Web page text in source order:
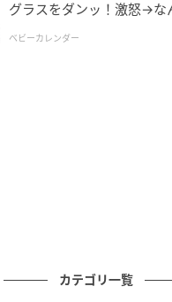
グラスをダンッ！激怒→な
ベビーカレンダー
カテゴリ一覧